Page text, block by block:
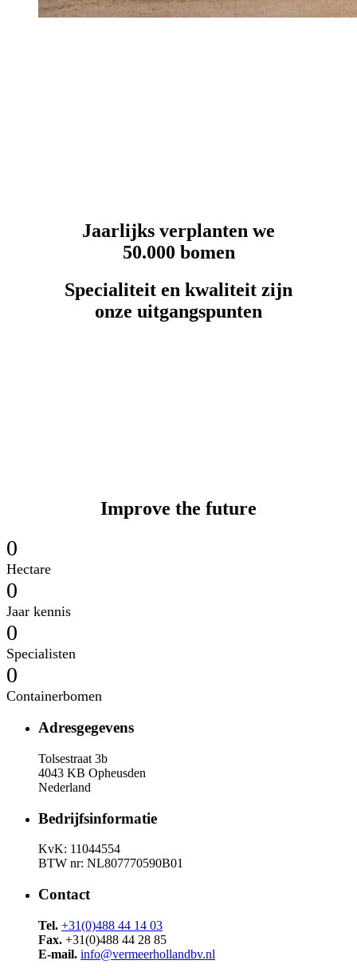
Jaarlijks verplanten we
50.000 bomen
Specialiteit en kwaliteit zijn
onze uitgangspunten
Improve the future
0
Hectare
0
Jaar kennis
0
Specialisten
0
Containerbomen
Adresgegevens
Tolsestraat 3b
4043 KB Opheusden
Nederland
Bedrijfsinformatie
KvK: 11044554
BTW nr: NL807770590B01
Contact
Tel. +31(0)488 44 14 03
Fax. +31(0)488 44 28 85
E-mail. info@vermeerhollandbv.nl